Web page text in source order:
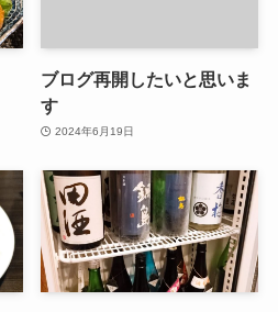
ブログ再開したいと思いま
す
2024年6月19日